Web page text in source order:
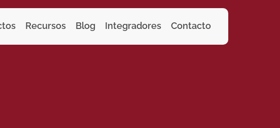
Recursos Blog Integradores Contacto